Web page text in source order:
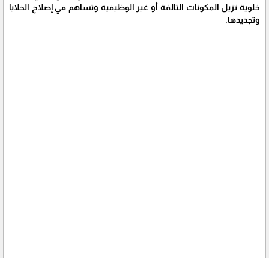
خلوية تزيل المكونات التالفة أو غير الوظيفية وتساهم في إصلاح الخلايا
وتجديدها.